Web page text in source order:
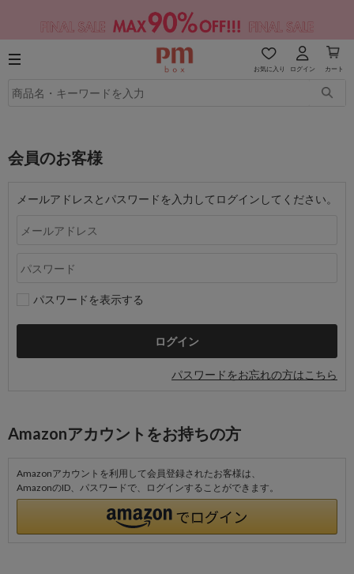
お気に入り ログイン カート
会員のお客様
メールアドレスとパスワードを入力してログインしてください。
パスワードを表示する
パスワードをお忘れの方はこちら
Amazonアカウントをお持ちの方
Amazonアカウントを利用して会員登録されたお客様は、
AmazonのID、パスワードで、ログインすることができます。